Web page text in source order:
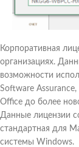
Корпоративная
организациях.
возможности
Software Assurance,
Office до более
Данные лицензии
стандартная для
системы Windows.